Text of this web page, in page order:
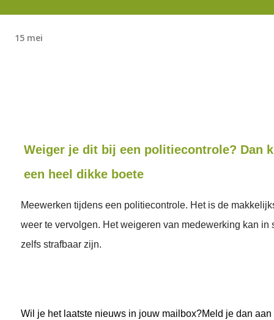
15 mei
Weiger je dit bij een politiecontrole? Dan
een heel dikke boete
Meewerken tijdens een politiecontrole. Het is de
weer te vervolgen. Het weigeren van medewerking kan in
zelfs strafbaar zijn.
Wil je het laatste nieuws in jouw mailbox?Meld je dan